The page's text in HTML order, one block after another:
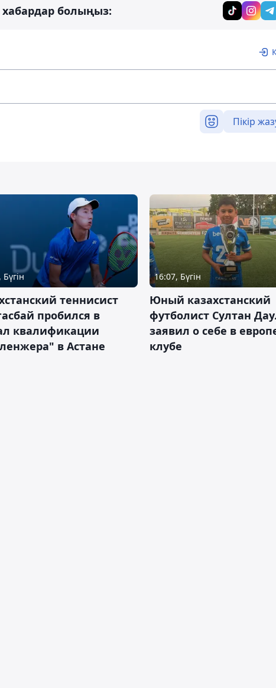
болыңыз:
Пікір
Бүгін
теннисист
пробился в
квалификации
в Астане
16:07, Бүгін
Юный казахстанский
футболист Султан
заявил о себе в
клубе